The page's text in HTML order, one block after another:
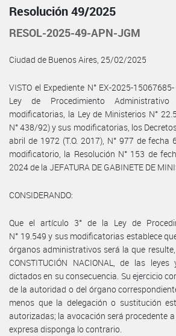
Resolución 49/2025
RESOL-2025-49-APN-JGM
Ciudad de Buenos Aires, 25/02/2025
VISTO el Expediente N° EX-2025-
Ley de Procedimiento
modificatorias, la Ley de Ministerios N°
N° 438/92) y sus modificatorias, los
abril de 1972 (T.O. 2017), N° 977 de
modificatorio, la Resolución N° 153 de
2024 de la JEFATURA DE GABINETE DE
CONSIDERANDO:
Que el artículo 3° de la Ley de
N° 19.549 y sus modificatorias establece
órganos administrativos será la que
CONSTITUCIÓN NACIONAL, de las
dictados en su consecuencia. Su ejercicio
de la autoridad o del órgano
menos que la delegación o sustitución
autorizadas; la avocación será procedente
expresa disponga lo contrario.